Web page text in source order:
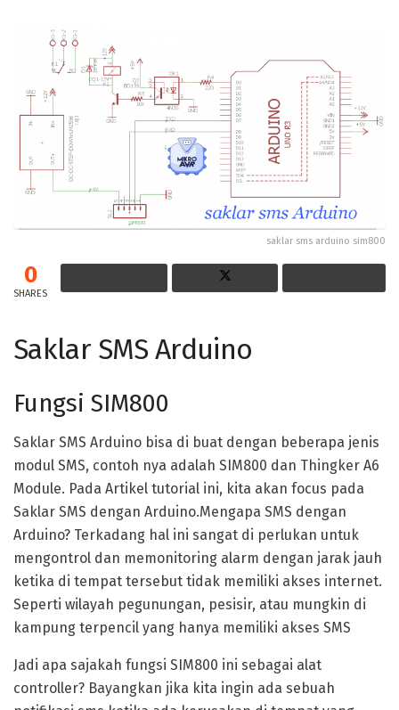
saklar sms arduino sim800
0
SHARES
Saklar SMS Arduino
Fungsi SIM800
Saklar SMS Arduino bisa di buat dengan beberapa jenis
modul SMS, contoh nya adalah SIM800 dan Thingker A6
Module. Pada Artikel tutorial ini, kita akan focus pada
Saklar SMS dengan Arduino.Mengapa SMS dengan
Arduino? Terkadang hal ini sangat di perlukan untuk
mengontrol dan memonitoring alarm dengan jarak jauh
ketika di tempat tersebut tidak memiliki akses internet.
Seperti wilayah pegunungan, pesisir, atau mungkin di
kampung terpencil yang hanya memiliki akses SMS
Jadi apa sajakah fungsi SIM800 ini sebagai alat
controller? Bayangkan jika kita ingin ada sebuah